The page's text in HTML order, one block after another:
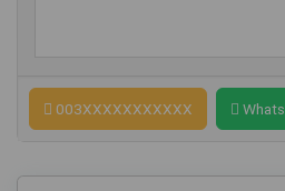
003XXXXXXXXXXX